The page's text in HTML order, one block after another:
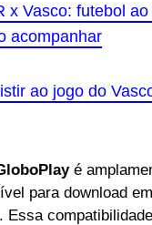
x Vasco: futebol
acompanhar
ao jogo do
é
para download
. Essa